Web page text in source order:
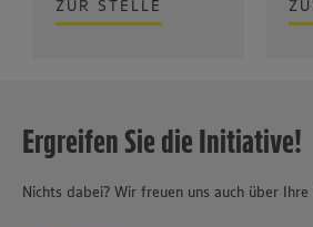
ZUR STELLE
Ergreifen Sie die Initiative!
Nichts dabei? Wir freuen uns auch über